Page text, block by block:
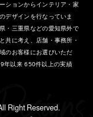
ションからインテリア・家
デザインを行なっていま
・三重県などの愛知県外で
共に考え、店舗・事務所・
のお客様にお選びいただ
年以来 650件以上の実績
Right Reserved.